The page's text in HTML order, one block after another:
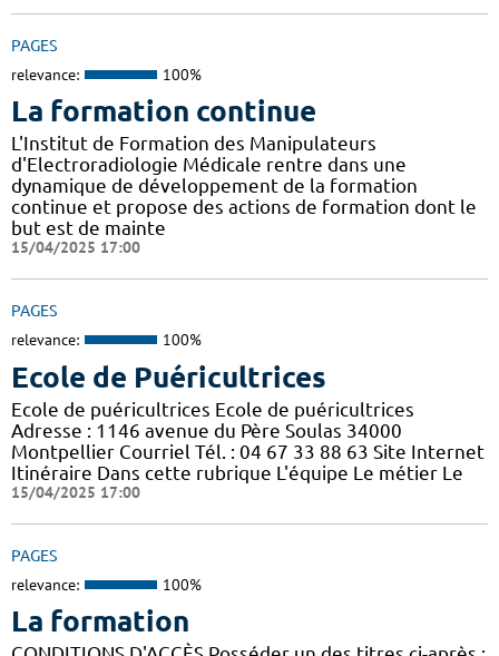
PAGES
relevance: 100%
La formation continue
L'Institut de Formation des Manipulateurs
d'Electroradiologie Médicale rentre dans une
dynamique de développement de la formation
continue et propose des actions de formation dont le
but est de mainte
15/04/2025 17:00
PAGES
relevance: 100%
Ecole de Puéricultrices
Ecole de puéricultrices Ecole de puéricultrices
Adresse : 1146 avenue du Père Soulas 34000
Montpellier Courriel Tél. : 04 67 33 88 63 Site Internet
Itinéraire Dans cette rubrique L'équipe Le métier Le
15/04/2025 17:00
PAGES
relevance: 100%
La formation